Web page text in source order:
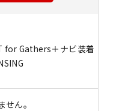
for Gathers＋ナビ装着
ん。